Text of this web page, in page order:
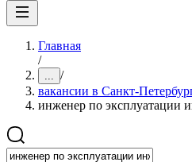
Главная
/
... /
вакансии в Санкт-
инженер по эксплуатации